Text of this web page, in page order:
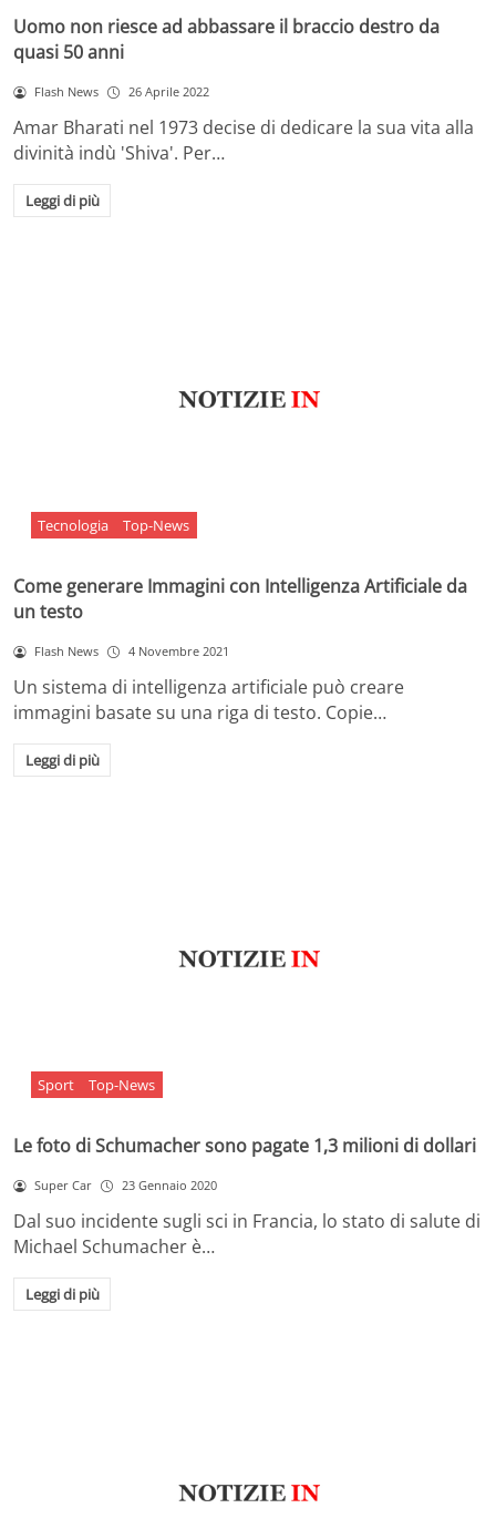
Uomo non riesce ad abbassare il braccio destro da
quasi 50 anni
Flash News 26 Aprile 2022
Amar Bharati nel 1973 decise di dedicare la sua vita alla
divinità indù 'Shiva'. Per…
Leggi di più
Tecnologia Top-News
Come generare Immagini con Intelligenza Artificiale da
un testo
Flash News 4 Novembre 2021
Un sistema di intelligenza artificiale può creare
immagini basate su una riga di testo. Copie…
Leggi di più
Sport Top-News
Le foto di Schumacher sono pagate 1,3 milioni di dollari
Super Car 23 Gennaio 2020
Dal suo incidente sugli sci in Francia, lo stato di salute di
Michael Schumacher è…
Leggi di più